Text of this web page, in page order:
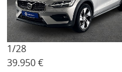
1/28
39.950 €